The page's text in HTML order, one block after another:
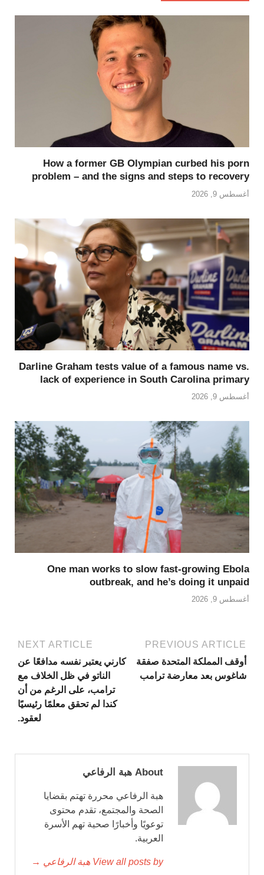
How a former GB Olympian curbed his porn
problem – and the signs and steps to recovery
أغسطس 9, 2026
Darline Graham tests value of a famous name vs.
lack of experience in South Carolina primary
أغسطس 9, 2026
One man works to slow fast-growing Ebola
outbreak, and he’s doing it unpaid
أغسطس 9, 2026
PREVIOUS ARTICLE
أوقف المملكة المتحدة صفقة
شاغوس بعد معارضة ترامب
NEXT ARTICLE
كارني يعتبر نفسه مدافعًا عن
الناتو في ظل الخلاف مع
ترامب، على الرغم من أن
كندا لم تحقق معلمًا رئيسيًا
لعقود.
About هبة الرفاعي
هبة الرفاعي محررة تهتم بقضايا
الصحة والمجتمع، تقدم محتوى
توعويًا وأخبارًا صحية تهم الأسرة
العربية.
View all posts by هبة الرفاعي →